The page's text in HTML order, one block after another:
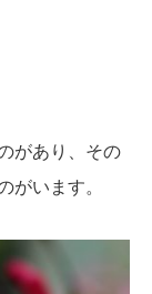
があり、その
います。